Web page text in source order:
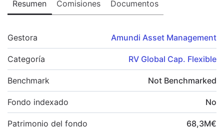
Resumen Comisiones Documentos
Gestora Amundi Asset Management
Categoría RV Global Cap. Flexible
Benchmark Not Benchmarked
Fondo indexado No
Patrimonio del fondo 68,3M€